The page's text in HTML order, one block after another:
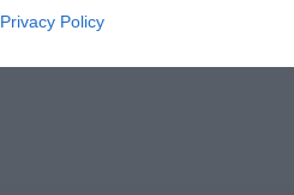
Privacy Policy